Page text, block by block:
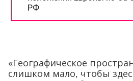
«Географическое
слишком мало, чтобы